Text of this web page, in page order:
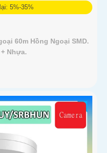
5%-35%
60m Hồng Ngoại SMD.
Nhựa.